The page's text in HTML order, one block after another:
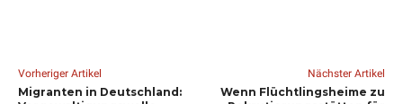
Vorheriger Artikel
Migranten in Deutschland:
Nächster Artikel
Wenn Flüchtlingsheime zu